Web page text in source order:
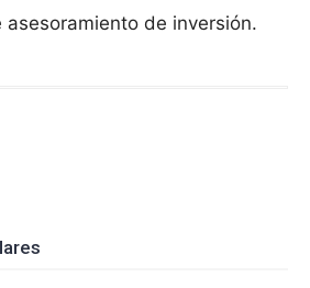
asesoramiento de inversión.